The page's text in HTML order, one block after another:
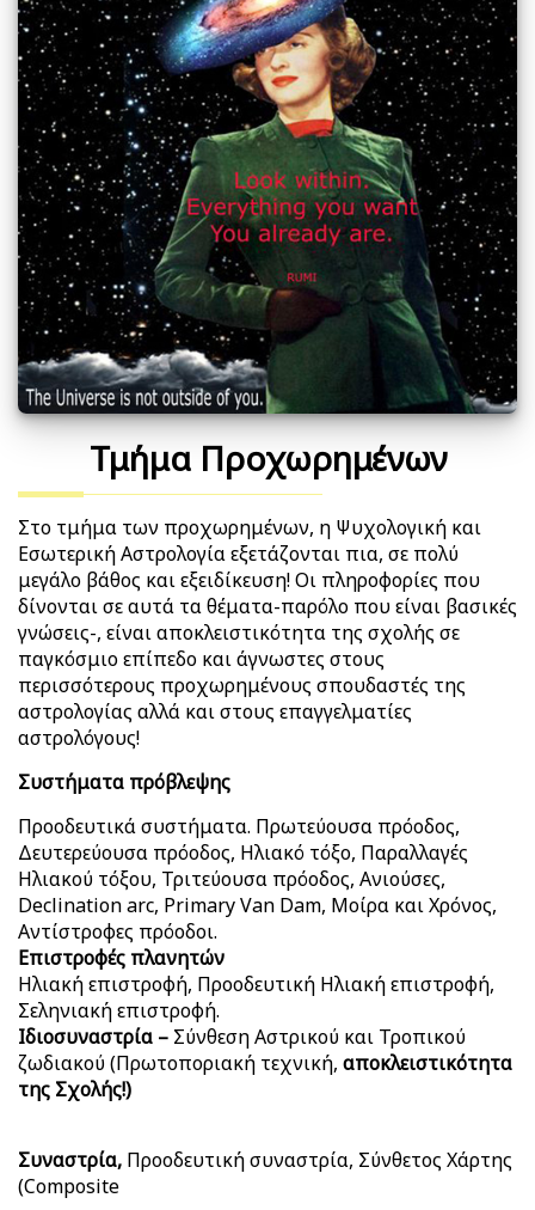
Τμήμα Προχωρημένων
Στο τμήμα των προχωρημένων, η Ψυχολογική και
Εσωτερική Αστρολογία εξετάζονται πια, σε πολύ
μεγάλο βάθος και εξειδίκευση! Οι πληροφορίες που
δίνονται σε αυτά τα θέματα-παρόλο που είναι βασικές
γνώσεις-, είναι αποκλειστικότητα της σχολής σε
παγκόσμιο επίπεδο και άγνωστες στους
περισσότερους προχωρημένους σπουδαστές της
αστρολογίας αλλά και στους επαγγελματίες
αστρολόγους!
Συστήματα πρόβλεψης
Προοδευτικά συστήματα. Πρωτεύουσα πρόοδος,
Δευτερεύουσα πρόοδος, Ηλιακό τόξο, Παραλλαγές
Ηλιακού τόξου, Τριτεύουσα πρόοδος, Ανιούσες,
Declination arc, Primary Van Dam, Μοίρα και Χρόνος,
Αντίστροφες πρόοδοι.
Επιστροφές πλανητών
Ηλιακή επιστροφή, Προοδευτική Ηλιακή επιστροφή,
Σεληνιακή επιστροφή.
Ιδιοσυναστρία – Σύνθεση Αστρικού και Τροπικού
ζωδιακού (Πρωτοποριακή τεχνική, αποκλειστικότητα
της Σχολής!)
Συναστρία, Προοδευτική συναστρία, Σύνθετος Χάρτης
(Composite